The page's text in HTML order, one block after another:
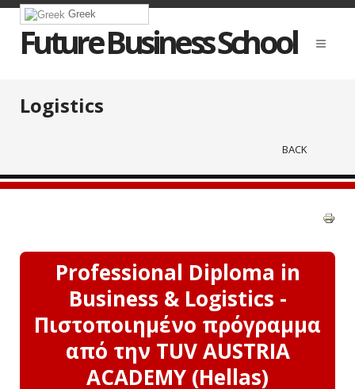
Greek
Future Business School
Logistics
BACK
Professional Diploma in
Business & Logistics -
Πιστοποιημένο πρόγραμμα
από την TUV AUSTRIA
ACADEMY (Hellas)